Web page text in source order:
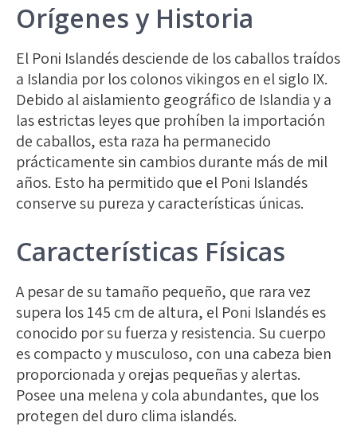
Orígenes y Historia
El Poni Islandés desciende de los caballos traídos
a Islandia por los colonos vikingos en el siglo IX.
Debido al aislamiento geográfico de Islandia y a
las estrictas leyes que prohíben la importación
de caballos, esta raza ha permanecido
prácticamente sin cambios durante más de mil
años. Esto ha permitido que el Poni Islandés
conserve su pureza y características únicas.
Características Físicas
A pesar de su tamaño pequeño, que rara vez
supera los 145 cm de altura, el Poni Islandés es
conocido por su fuerza y resistencia. Su cuerpo
es compacto y musculoso, con una cabeza bien
proporcionada y orejas pequeñas y alertas.
Posee una melena y cola abundantes, que los
protegen del duro clima islandés.